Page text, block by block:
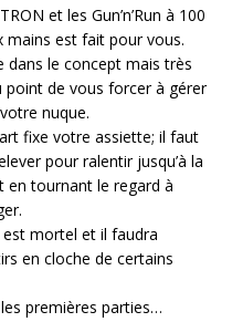
et les Gun’n’Run à 100
mains est fait pour vous.
le concept mais très
de vous forcer à gérer
nuque.
fixe votre assiette; il faut
pour ralentir jusqu’à la
en tournant le regard à
mortel et il faudra
en cloche de certains
premières parties…